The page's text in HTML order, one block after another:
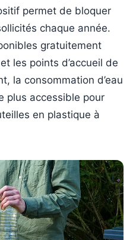
permet de bloquer
chaque année.
gratuitement
les points d’accueil de
la consommation d’eau
plus accessible pour
en plastique à